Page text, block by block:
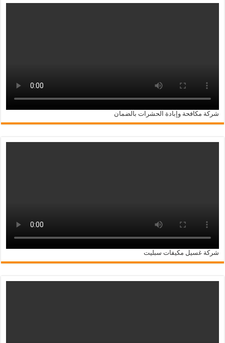
شركة مكافحة وإبادة الحشرات بالضمان
شركة غسيل مكيفات سبليت